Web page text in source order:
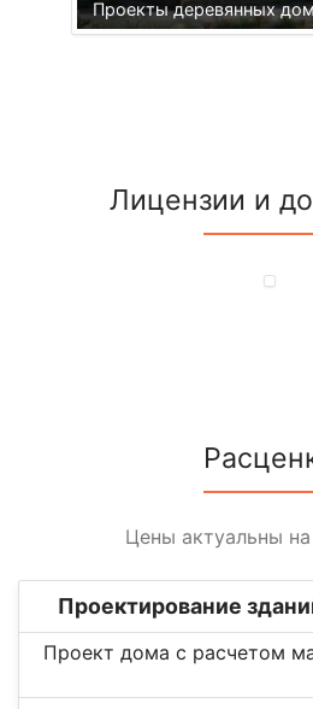
Проекты деревянных
Лицензии и
Цены актуальны
Проектирование
Проект дома с расчетом